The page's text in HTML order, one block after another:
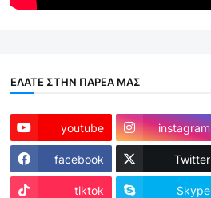
ΕΛΑΤΕ ΣΤΗΝ ΠΑΡΕΑ ΜΑΣ
youtube instagram
facebook Twitter
tiktok Skype